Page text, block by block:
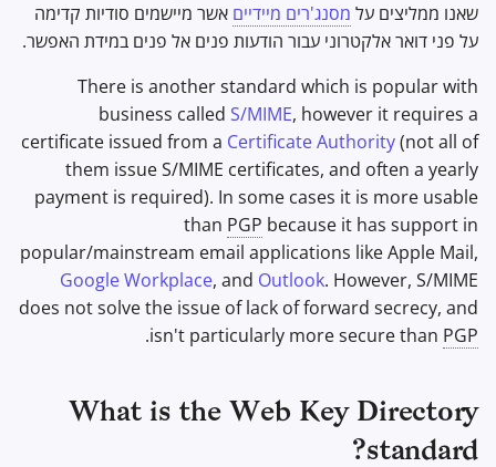
צוברי חדשות
פנקס רשימות
Office Suites
מנהלי סיסמאות
Pastebins
תקשורת בזמן אמת
שאנו ממליצים על מסנג'רים מיידיים אשר מיישמים סודיות קדימה
על פני דואר אלקטרוני עבור הודעות פנים אל פנים במידת האפשר.
There is another standard which is popular with
business called S/MIME, however it requires a
certificate issued from a Certificate Authority(not all of
them issue S/MIME certificates, and often a yearly
payment is required). In some cases it is more usable
than PGP because it has support in
popular/mainstream email applications like Apple Mail,
Google Workplace, and Outlook. However, S/MIME
does not solve the issue of lack of forward secrecy, and
isn't particularly more secure than PGP
.
What is the Web Key Directory
standard?